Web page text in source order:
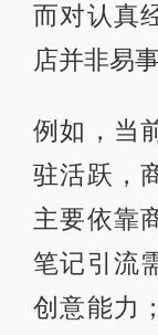
而对认真
店并非易事
例如，当
驻活跃，
主要依靠
笔记引流
创意能力